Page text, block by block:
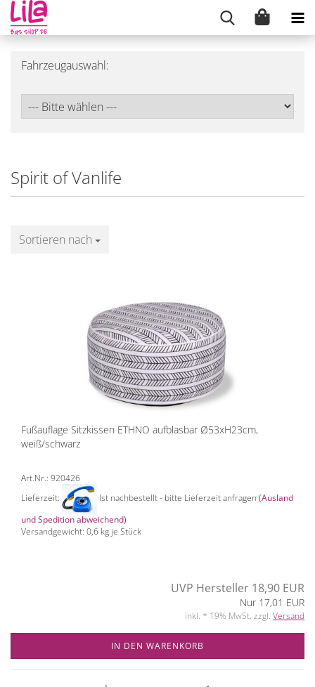
Fahrzeugauswahl:
Spirit of Vanlife
Sortieren nach
Sortieren nach
Fußauflage Sitzkissen ETHNO aufblasbar Ø53xH23cm,
weiß/schwarz
Art.Nr.: 920426
Lieferzeit:
Ist nachbestellt - bitte Lieferzeit anfragen (Ausland
und Spedition abweichend)
Versandgewicht: 0,6 kg je Stück
UVP Hersteller 18,90 EUR
Nur 17,01 EUR
inkl. * 19% MwSt. zzgl. Versand
IN DEN WARENKORB